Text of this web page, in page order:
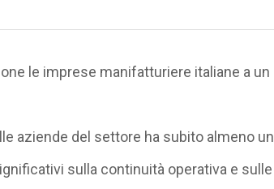
le imprese manifatturiere italiane a un
aziende del settore ha subito almeno un
sulla continuità operativa e sulle